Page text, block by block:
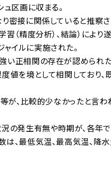
区画に収まる。
接に関係していると推察
習（精度分析）、結論）に
イルに実施された。
正相関の存在が認められ
値を境として相関してお
、比較的少なかったと言
の発生有無や時期が、各
、最低気温、最高気温、